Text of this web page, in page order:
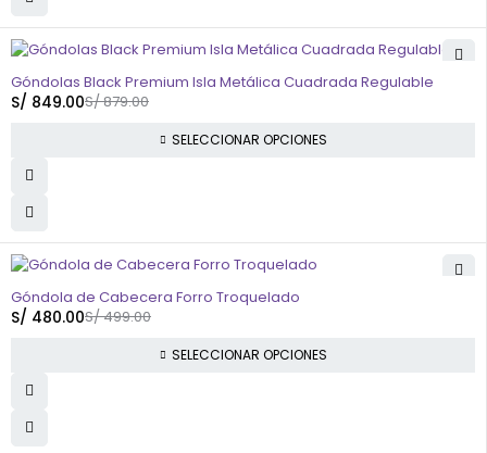
-3%
Góndolas Black Premium Isla Metálica Cuadrada Regulable
S/879.00
S/ 849.00
SELECCIONAR OPCIONES
-4%
Góndola de Cabecera Forro Troquelado
S/499.00
S/ 480.00
SELECCIONAR OPCIONES